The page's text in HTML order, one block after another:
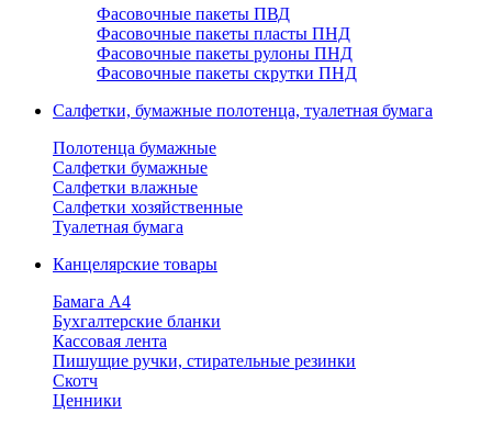
Фасовочные пакеты ПВД
Фасовочные пакеты пласты ПНД
Фасовочные пакеты рулоны ПНД
Фасовочные пакеты скрутки ПНД
Салфетки, бумажные полотенца, туалетная бумага
Полотенца бумажные
Салфетки бумажные
Салфетки влажные
Салфетки хозяйственные
Туалетная бумага
Канцелярские товары
Бамага А4
Бухгалтерские бланки
Кассовая лента
Пишущие ручки, стирательные резинки
Скотч
Ценники